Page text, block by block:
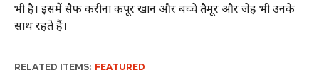
भी है। इसमें सैफ करीना कपूर खान और बच्चे तैमूर और जेह भी उनके
साथ रहते हैं।
RELATED ITEMS: FEATURED